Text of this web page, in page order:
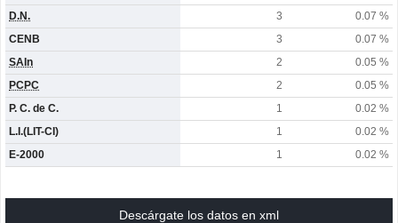
D.N.
3
0.07 %
CENB
3
0.07 %
SAIn
2
0.05 %
PCPC
2
0.05 %
P. C. de C.
1
0.02 %
L.I.(LIT-CI)
1
0.02 %
E-2000
1 0.02 %
Descárgate los datos en xml